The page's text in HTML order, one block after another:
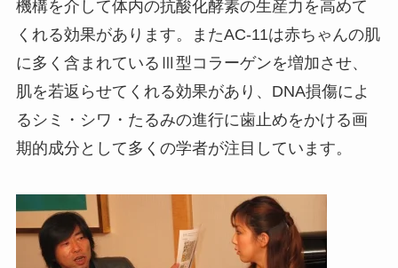
機構を介して体内の抗酸化酵素の生産力を高めて
くれる効果があります。またAC-11は赤ちゃんの肌
に多く含まれているⅢ型コラーゲンを増加させ、
肌を若返らせてくれる効果があり、DNA損傷によ
るシミ・シワ・たるみの進行に歯止めをかける画
期的成分として多くの学者が注目しています。